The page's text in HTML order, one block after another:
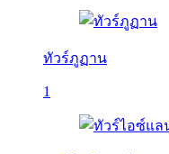
ทัวร์ภูฏาน
1